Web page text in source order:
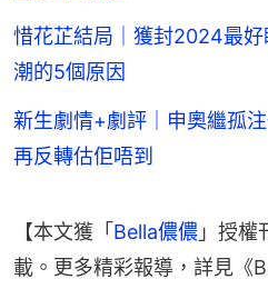
惜花芷結局｜獲封2024最
潮的5個原因
新生劇情+劇評｜申奧繼孤
再反轉估佢唔到
【本文獲「Bella儂儂 」授權
載。更多精彩報導，詳見《